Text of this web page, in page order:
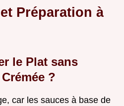
Préparation à
le Plat sans
?
car les sauces à base de